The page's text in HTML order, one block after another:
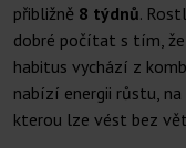
přibližně 8 týdnů.
dobré počítat s tím,
habitus vychází z
nabízí energii růstu,
kterou lze vést bez